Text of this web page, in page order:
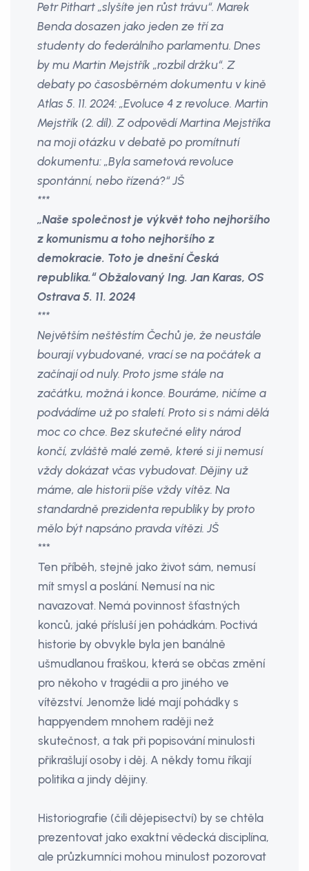
Petr Pithart „slyšíte jen růst trávu“. Marek
Benda dosazen jako jeden ze tří za
studenty do federálního parlamentu. Dnes
by mu Martin Mejstřík „rozbil držku“. Z
debaty po časosběrném dokumentu v kině
Atlas 5. 11. 2024: „Evoluce 4 z revoluce. Martin
Mejstřík (2. díl). Z odpovědí Martina Mejstříka
na moji otázku v debatě po promítnutí
dokumentu: „Byla sametová revoluce
spontánní, nebo řízená?“ JŠ
***
„Naše společnost je výkvět toho nejhoršího
z komunismu a toho nejhoršího z
demokracie. Toto je dnešní Česká
republika.“ Obžalovaný Ing. Jan Karas, OS
Ostrava 5. 11. 2024
***
Největším neštěstím Čechů je, že neustále
bourají vybudované, vrací se na počátek a
začínají od nuly. Proto jsme stále na
začátku, možná i konce. Bouráme, ničíme a
podvádíme už po staletí. Proto si s námi dělá
moc co chce. Bez skutečné elity národ
končí, zvláště malé země, které si ji nemusí
vždy dokázat včas vybudovat. Dějiny už
máme, ale historii píše vždy vítěz. Na
standardně prezidenta republiky by proto
mělo být napsáno pravda vítězi. JŠ
***
Ten příběh, stejně jako život sám, nemusí
mít smysl a poslání. Nemusí na nic
navazovat. Nemá povinnost šťastných
konců, jaké přísluší jen pohádkám. Poctivá
historie by obvykle byla jen banálně
ušmudlanou fraškou, která se občas změní
pro někoho v tragédii a pro jiného ve
vítězství. Jenomže lidé mají pohádky s
happyendem mnohem raději než
skutečnost, a tak při popisování minulosti
přikrašlují osoby i děj. A někdy tomu říkají
politika a jindy dějiny.
Historiografie (čili dějepisectví) by se chtěla
prezentovat jako exaktní vědecká disciplína,
ale průzkumníci mohou minulost pozorovat